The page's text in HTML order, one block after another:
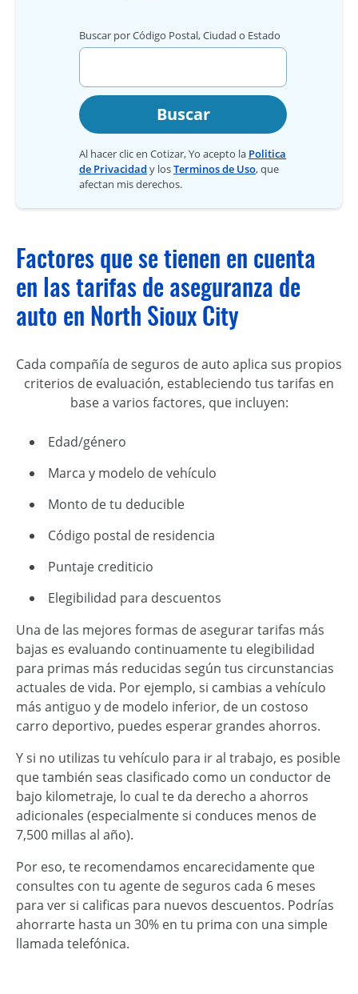
Buscar por Código Postal, Ciudad o Estado
Buscar
Al hacer clic en Cotizar, Yo acepto la Politica
de Privacidad y losTerminos de Uso, que
afectan mis derechos.
Factores que se tienen en cuenta
en las tarifas de aseguranza de
auto en North Sioux City
Cada compañía de seguros de auto aplica sus propios
criterios de evaluación, estableciendo tus tarifas en
base a varios factores, que incluyen:
Edad/género
Marca y modelo de vehículo
Monto de tu deducible
Código postal de residencia
Puntaje crediticio
Elegibilidad para descuentos
Una de las mejores formas de asegurar tarifas más
bajas es evaluando continuamente tu elegibilidad
para primas más reducidas según tus circunstancias
actuales de vida. Por ejemplo, si cambias a vehículo
más antiguo y de modelo inferior, de un costoso
carro deportivo, puedes esperar grandes ahorros.
Y si no utilizas tu vehículo para ir al trabajo, es posible
que también seas clasificado como un conductor de
bajo kilometraje, lo cual te da derecho a ahorros
adicionales (especialmente si conduces menos de
7,500 millas al año).
Por eso, te recomendamos encarecidamente que
consultes con tu agente de seguros cada 6 meses
para ver si calificas para nuevos descuentos. Podrías
ahorrarte hasta un 30% en tu prima con una simple
llamada telefónica.